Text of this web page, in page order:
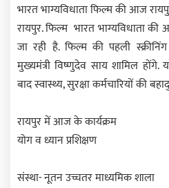
भारत भाग्यविधाता फिल्म की आज
रायपुर. फिल्म भारत भाग्यविधाता की
जा रही है. फिल्म की पहली
मुख्यमंत्री विष्णुदेव साय शामिल
बाद स्वास्थ्य, सुरक्षा कर्मचारियों की
रायपुर में आज के कार्यक्रम
योग व ध्यान प्रशिक्षण
संस्था- नूतन उच्चतर माध्यमिक शाला